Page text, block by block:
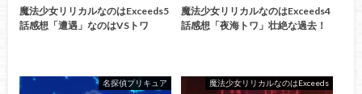
魔法少女リリカルなのはExceeds5
話感想「遭遇」なのはVSトワ
魔法少女リリカルなのはExceeds4
話感想「夜海トワ」壮絶な過去！
名探偵プリキュア 魔法少女リリカルなのはExceeds